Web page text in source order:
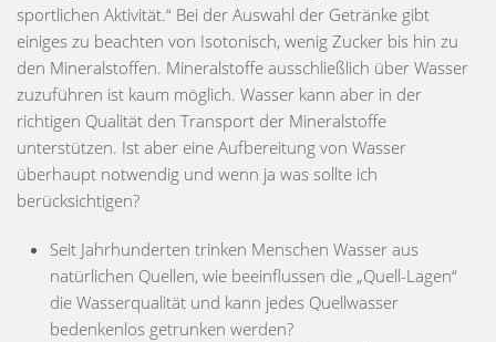
sportlichen Aktivität.“ Bei der Auswahl der Getränke gibt
einiges zu beachten von Isotonisch, wenig Zucker bis hin zu
den Mineralstoffen. Mineralstoffe ausschließlich über Wasser
zuzuführen ist kaum möglich. Wasser kann aber in der
richtigen Qualität den Transport der Mineralstoffe
unterstützen. Ist aber eine Aufbereitung von Wasser
überhaupt notwendig und wenn ja was sollte ich
berücksichtigen?
Seit Jahrhunderten trinken Menschen Wasser aus
natürlichen Quellen, wie beeinflussen die „Quell-Lagen“
die Wasserqualität und kann jedes Quellwasser
bedenkenlos getrunken werden?